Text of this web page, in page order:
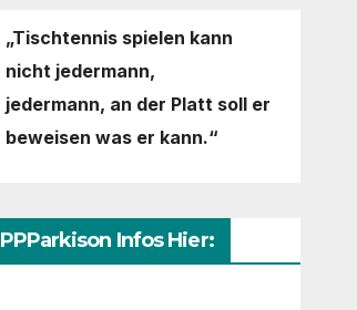
„Tischtennis spielen kann
nicht jedermann,
jedermann, an der Platt soll er
beweisen was er kann.“
PPParkison Infos Hier: